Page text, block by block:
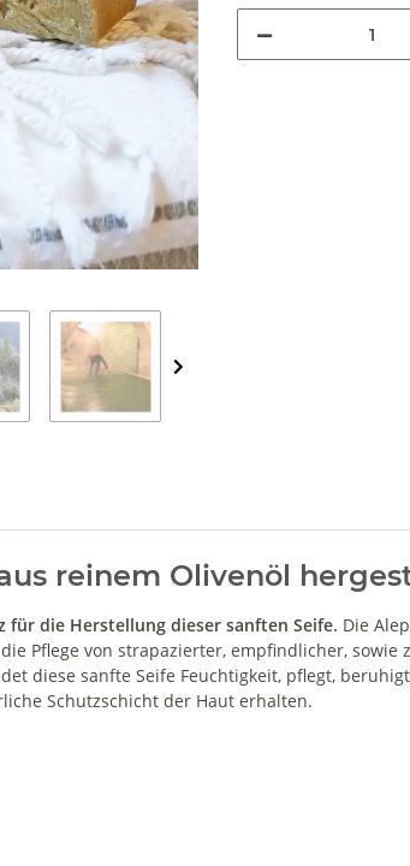
reinem Olivenöl
die Herstellung dieser sanften Seife. Die
Pflege von strapazierter, empfindlicher,
diese sanfte Seife Feuchtigkeit, pflegt,
Schutzschicht der Haut erhalten.